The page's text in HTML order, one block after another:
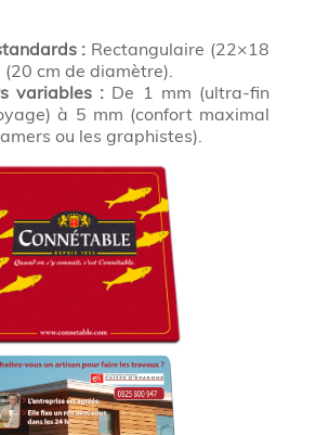
: Rectangulaire (22×18
(20 cm de diamètre).
variables : De 1 mm (ultra-fin
à 5 mm (confort maximal
ou les graphistes).